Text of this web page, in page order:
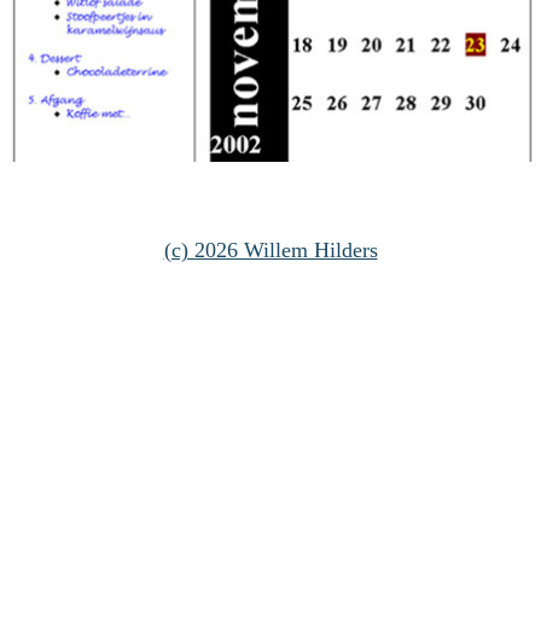
(c) 2026 Willem Hilders